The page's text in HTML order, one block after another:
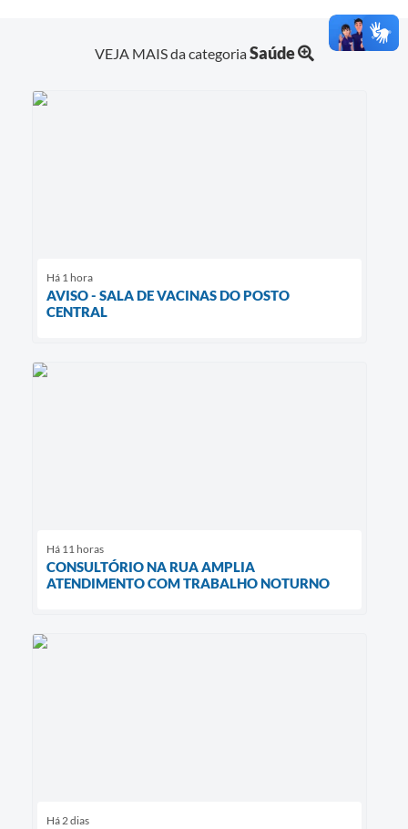
VEJA MAIS da categoriaSaúde
Há 1 hora
AVISO - SALA DE VACINAS DO POSTO
CENTRAL
Há 11 horas
CONSULTÓRIO NA RUA AMPLIA
ATENDIMENTO COM TRABALHO NOTURNO
Há 2 dias